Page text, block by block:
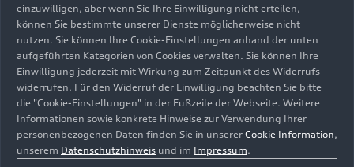
Das zukünftige Audi F1 Team promotet Paulaner
0,0%, die alkoholfreie Alternative der Marke. Ziel
ist, die lebendige Energie der nächsten
Generation von Motorsportfans weltweit zu
fördern und authentische, hochwertige und
gesellige Momente zu schaffen. Die Partnerschaft
würdigt einen echten deutschen Kultklassiker und
spiegelt eine moderne, integrative und
dynamische Fankultur wider.
einzuwilligen, aber wenn Sie Ihre Einwilligung nicht erteilen,
können Sie bestimmte unserer Dienste möglicherweise nicht
nutzen. Sie können Ihre Cookie-Einstellungen anhand der unten
aufgeführten Kategorien von Cookies verwalten. Sie können Ihre
Einwilligung jederzeit mit Wirkung zum Zeitpunkt des Widerrufs
widerrufen. Für den Widerruf der Einwilligung beachten Sie bitte
die "Cookie-Einstellungen" in der Fußzeile der Webseite. Weitere
Informationen sowie konkrete Hinweise zur Verwendung Ihrer
personenbezogenen Daten finden Sie in unserer Cookie Information,
unserem Datenschutzhinweis und im Impressum.